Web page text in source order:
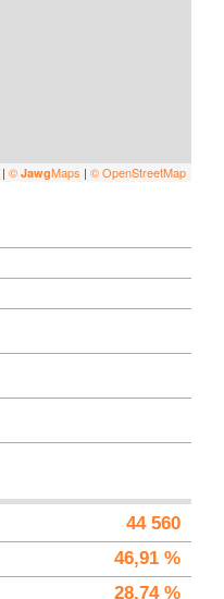
| © JawgMaps | © OpenStreetMap
44 560
46,91 %
28,74 %